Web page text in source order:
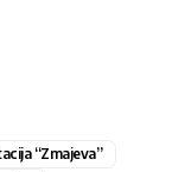
“Zmajeva”